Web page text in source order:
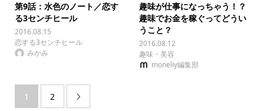
第9話：水色のノート／恋す
る3センチヒール
2016.08.15
恋する3センチヒール
みかみ
趣味が仕事になっちゃう！？
趣味でお金を稼ぐってどうい
うこと？
2016.08.12
趣味・美容
moneliy編集部
1 2 